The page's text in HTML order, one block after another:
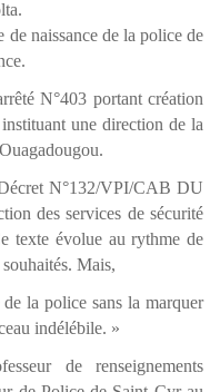
de naissance de la police de
N°403 portant création
une direction de la
N°132/VPI/CAB DU
des services de sécurité
texte évolue au rythme de
Mais,
de la police sans la marquer
indélébile. »
de renseignements